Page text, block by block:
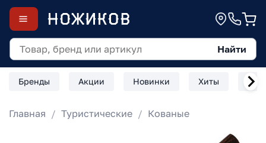
Найти
Бренды Акции Новинки Хиты
Главная Туристические Кованые